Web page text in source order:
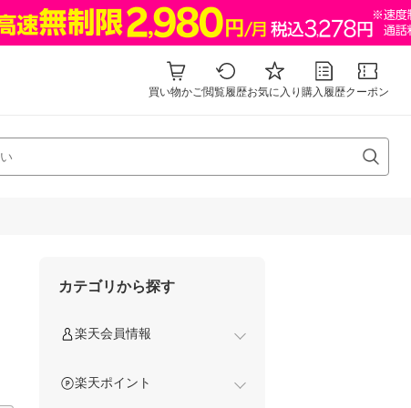
買い物かご閲覧履歴お気に入り 購入履歴クーポン
カテゴリから探す
楽天会員情報
楽天ポイント